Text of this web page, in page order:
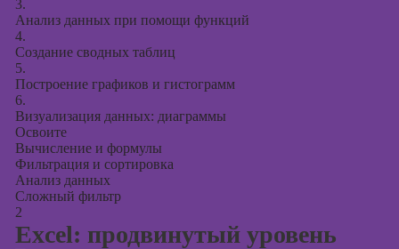
3.
Анализ данных при помощи функций
4.
Создание сводных таблиц
5.
Построение графиков и гистограмм
6.
Визуализация данных: диаграммы
Освоите
Вычисление и формулы
Фильтрация и сортировка
Анализ данных
Сложный фильтр
2
Excel: продвинутый уровень